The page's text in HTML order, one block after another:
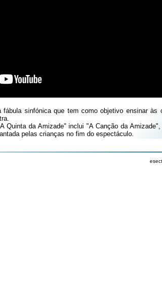
sinfónica que tem como objetivo ensinar às
Quinta da Amizade" inclui "A Canção da
pelas crianças no fim do espectáculo.